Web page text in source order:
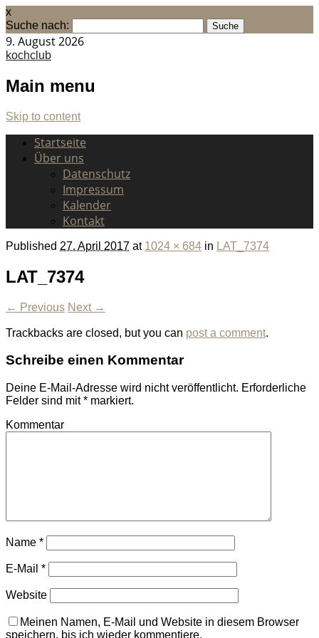
x
Suche nach:
9. August 2026
kochclub
Main menu
Skip to content
Startseite
Über uns
Datenschutz
Impressum
Kalender
Kontakt
Published 27. April 2017 at 1024 × 684 in LAT_7374
LAT_7374
← Previous Next →
Trackbacks are closed, but you can post a comment.
Schreibe einen Kommentar
Deine E-Mail-Adresse wird nicht veröffentlicht. Erforderliche
Felder sind mit* markiert.
Kommentar
Name *
E-Mail *
Website
Meinen Namen, E-Mail und Website in diesem Browser
speichern, bis ich wieder kommentiere.